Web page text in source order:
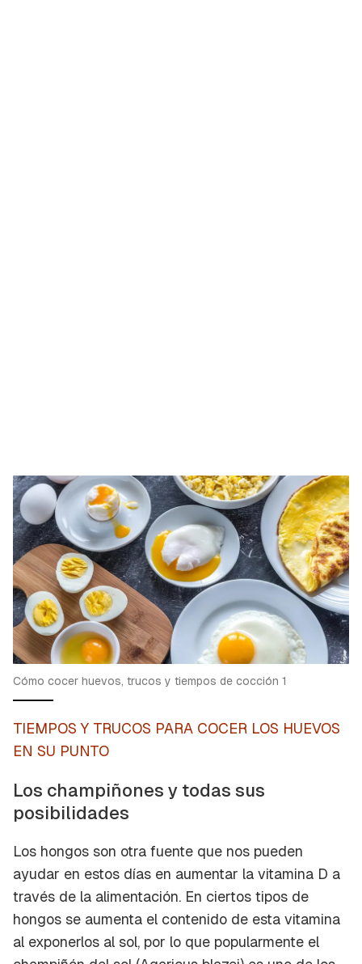
Cómo cocer huevos, trucos y tiempos de cocción 1
TIEMPOS Y TRUCOS PARA COCER LOS HUEVOS
EN SU PUNTO
Los champiñones y todas sus
posibilidades
Los hongos son otra fuente que nos pueden
ayudar en estos días en aumentar la vitamina D a
través de la alimentación. En ciertos tipos de
hongos se aumenta el contenido de esta vitamina
al exponerlos al sol, por lo que popularmente el